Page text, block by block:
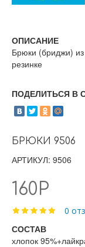
ОПИСАНИЕ
Брюки (бриджи) из
резинке
ПОДЕЛИТЬСЯ В
БРЮКИ 9506
АРТИКУЛ: 9506
160Р
0
СОСТАВ
хлопок